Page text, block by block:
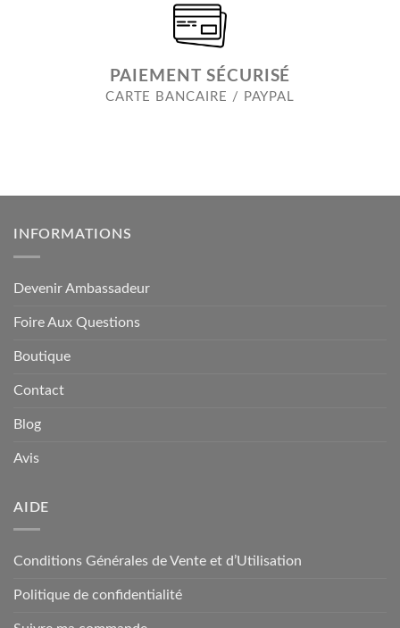
PAIEMENT SÉCURISÉ
CARTE BANCAIRE / PAYPAL
INFORMATIONS
Devenir Ambassadeur
Foire Aux Questions
Boutique
Contact
Blog
Avis
AIDE
Conditions Générales de Vente et d’Utilisation
Politique de confidentialité